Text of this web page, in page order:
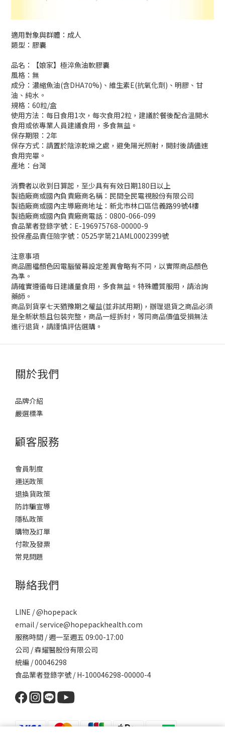
適用對象與群體：成人
類型：膠囊
品名：【娘家】極淬魚油軟膠囊
風格：無
成分： 濃縮魚油(含DHA70%)、維生素E(抗氧化劑)、明膠、甘
油、純水。
規格：60粒/盒
使用方法：每日食用1次，每次食用2粒，建議於餐後配合溫開水
食用或依專業人員建議食用，多食無益。
保存期限：2年
保存方式：請置於陰涼乾燥之處，避免陽光照射，開封後請儘速
食用完畢。
產地：台灣
消費者以收到日算起，至少具有有效日期180日以上
製造廠商或國內負責廠商名稱：民間全民電視股份有限公司
製造廠商或國內主導廠商地址：新北市林口區信義路99號4樓
製造廠商或國內負責廠商電話：0800-066-099
食品業者登錄字號：E-196975768-00000-9
投保產品責任險字號：0525字第21AML0002399號
注意事項
商品圖檔顏色因電腦螢幕設定差異會略有不同，以實際商品顏色
為準。
請確實遵循每日建議量食用，多食無益。特殊體質服用，請洽詢
藥師。
商品到貨享七天猶豫期之權益(並非試用期)，辦理退貨之商品必須
是全新狀態且包裝完整，商品一經拆封，等同商品價值受損無法
進行退貨，請謹慎評估選購。
關於我們
品牌介紹
嚴選標準
顧客服務
會員制度
運送政策
退換貨政策
防詐騙宣導
隱私政策
購物及訂單
付款及發票
常見問題
聯絡我們
LINE / @hopepack
email / service@hopepackhealth.com
服務時間 / 週一至週五 09:00-17:00
公司 / 森耀醫股份有限公司
統編 / 00046298
食品業者登錄字號 / H-100046298-00000-4